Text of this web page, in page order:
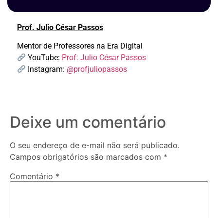
Prof. Julio César Passos
Mentor de Professores na Era Digital
YouTube: Prof. Julio César Passos
Instagram: @profjuliopassos
Deixe um comentário
O seu endereço de e-mail não será publicado.
Campos obrigatórios são marcados com *
Comentário *